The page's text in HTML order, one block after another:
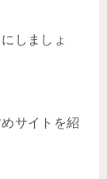
しましょ
サイトを紹